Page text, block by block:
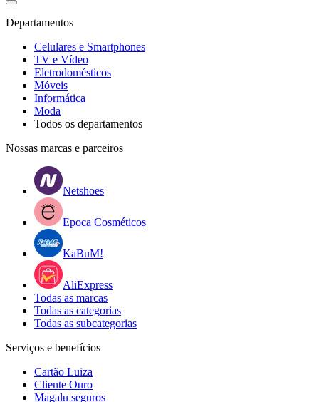
Departamentos
Celulares e Smartphones
TV e Vídeo
Eletrodomésticos
Móveis
Informática
Moda
Todos os departamentos
Nossas marcas e parceiros
Netshoes
Epoca Cosméticos
KaBuM!
AliExpress
Todas as marcas
Todas as categorias
Todas as subcategorias
Serviços e benefícios
Cartão Luiza
Cliente Ouro
Magalu seguros